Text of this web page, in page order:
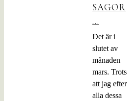
SAGOR
…
Det är i
slutet av
månaden
mars. Trots
att jag efter
alla dessa